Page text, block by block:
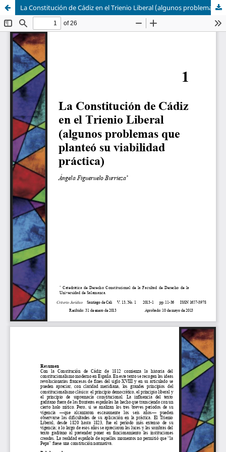
La Constitución de Cádiz en el Trienio Liberal (algunos problemas que planteó su viabilidad práctica)